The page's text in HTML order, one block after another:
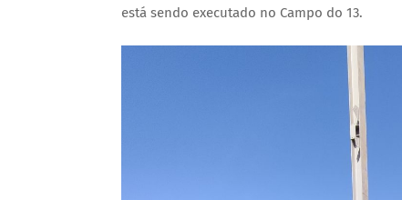
está sendo executado no Campo do 13.